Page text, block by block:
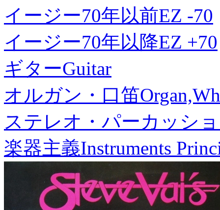
イージー70年以前EZ -70
イージー70年以降EZ +70
ギターGuitar
オルガン・口笛
ステレオ・パーカッシ
楽器主義Instruments